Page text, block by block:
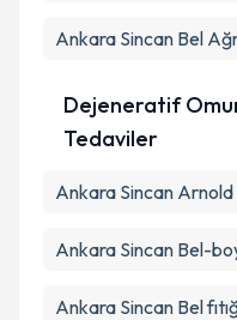
Ankara Sincan Bel
Dejeneratif
Tedaviler
Ankara Sincan
Ankara Sincan Bel-
Ankara Sincan Bel